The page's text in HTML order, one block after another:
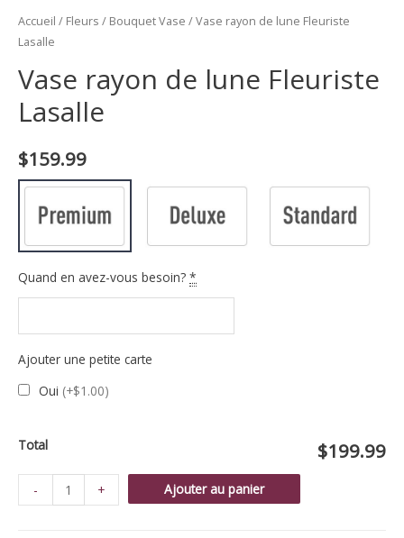
Accueil / Fleurs / Bouquet Vase / Vase rayon de lune Fleuriste
Lasalle
Vase rayon de lune Fleuriste
Lasalle
$159.99
Quand en avez-vous besoin? *
Ajouter une petite carte
Oui (+$1.00)
Total $199.99
-
de
+ Ajouter au panier